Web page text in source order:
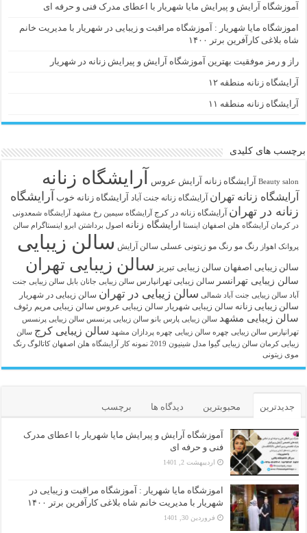
آموزشگاه آرایش و پیرایش مایا شهریار با اعطای مدرک فنی و حرفه ای
اموزشگاه مایا شهریار : آموزشگاه مراقبت و زیبایی در شهریار با مدیریت خانم
شاه بلاغی کارآفرین برتر ۱۴۰۰
راز و رمز موفقیت بهترین آموزشگاه آرایش و پیرایش زنانه در شهریار
آرایشگاه زنانه منطقه ۱۲
آرایشگاه زنانه منطقه ۱۱
برچسب های کلیدی
Beauty salon آرايشگاه زنانه آرایش عروس آرایشگاه زنانه
آرایشگاه زنانه تهران آرایشگاه زنانه جنت آباد آرایشگاه زنانه خوب آرایشگاه
زنانه در تهران آرایشگاه زنانه در کرج آرایشگاه سیمین رخ مشهد
آرایشگاه شمعدونی
در کرمان آرایشگاه هلن اصفهان اینستا ارایشگاه زنانه اصول برداشتن ابرو اینستاگرام سالن
پروانک اهواز رنگ مو رنگ مو زیتونی عسلی سالن آرایش سالن زیبایی
سالن زیبایی اصفهان سالن زیبایی تبریز سالن زیبایی تهران
سالن زیبایی تهرانسر سالن زیبایی تهرانپارس سالن زیبایی جانان بابل سالن زیبایی جنت
آباد سالن زیبایی جنت آباد شمالی سالن زیبایی در تهران سالن زیبایی در شهریار
سالن زیبایی زنانه سالن زیبایی شهریار سالن زیبایی عروس سالن زیبایی مریم رئوف
سالن زیبایی مشهد سالن زیبایی پارس بانو سالن زیبایی پرنسس سالن زیبایی پرنسس
تهرانپارس سالن زیبایی چهره سالن زیبایی چهره پردازان مشهد سالن زیبایی کرج سالن
زیبایی کرمان سالن زیبایی گیوا مدل شینیون 2019 نمونه کار آرایشگاه هلن اصفهان کاتالوگ رنگ
موی زیتونی
جدیدترین محبوبترین دیدگاه ها برچسب
آموزشگاه آرایش و پیرایش مایا شهریار با اعطای مدرک
فنی و حرفه ای
اردیبهشت 2, 1401
اموزشگاه مایا شهریار : آموزشگاه مراقبت و زیبایی در
شهریار با مدیریت خانم شاه بلاغی کارآفرین برتر ۱۴۰۰
فروردین 30, 1401